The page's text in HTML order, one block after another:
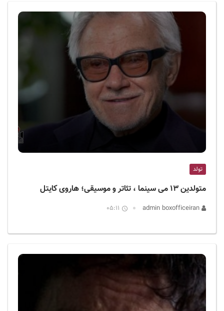
س
ا
ی
تولد
متولدین ۱۳ می سینما ، تئاتر و موسیقی؛ هاروی کایتل
05:11